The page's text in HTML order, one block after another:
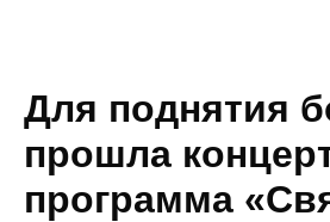
Для поднятия
прошла
программа